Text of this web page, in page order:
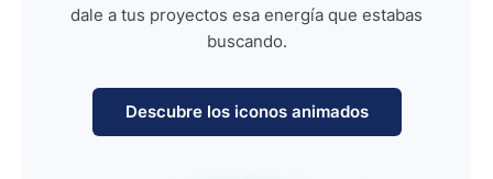
dale a tus proyectos esa energía que estabas
buscando.
Descubre los iconos animados